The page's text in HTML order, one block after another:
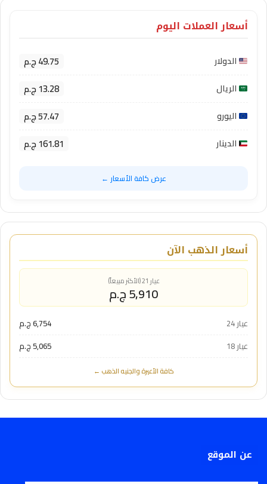
أسعار العملات اليوم
الدولار 49.75 ج.م
الريال 13.28 ج.م
اليورو 57.47 ج.م
الدينار 161.81 ج.م
عرض كافة الأسعار ←
أسعار الذهب الآن
عيار 21 (الأكثر مبيعاً)
5,910 ج.م
عيار 24
6,754 ج.م
عيار 18
5,065 ج.م
كافة الأعيرة والجنيه الذهب ←
عن الموقع